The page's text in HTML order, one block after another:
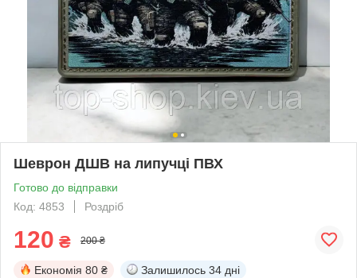
Шеврон ДШВ на липучці ПВХ
Готово до відправки
Код: 4853
Роздріб
120 ₴ 200 ₴
Економія 80 ₴ Залишилось 34 дні